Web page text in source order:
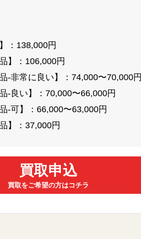
：138,000円
】：106,000円
-非常に良い】：74,000〜70,000円
-良い】：70,000〜66,000円
-可】：66,000〜63,000円
】：37,000円
買取申込
買取をご希望の方はコチラ